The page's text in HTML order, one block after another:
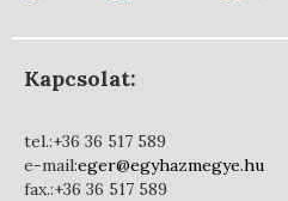
Kapcsolat:
tel.:+36 36 517 589
e-mail:eger@egyhazmegye.hu
fax.:+36 36 517 589